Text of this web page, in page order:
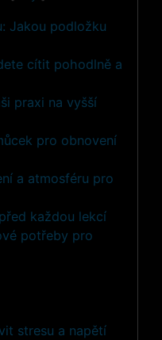
Jakou podložku
cítit pohodlně a
praxi na vyšší
pro obnovení
a atmosféru pro
každou lekcí
potřeby pro
stresu a napětí